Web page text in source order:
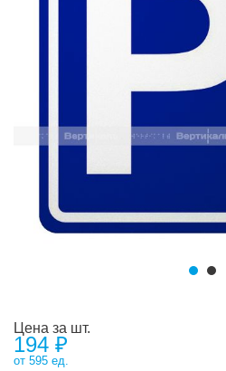
Цена за шт.
194 ₽
от 595 ед.